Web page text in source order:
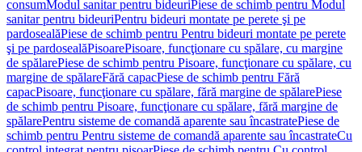
consumModul sanitar pentru bideuriPiese de schimb pentru Modul
sanitar pentru bideuriPentru bideuri montate pe perete şi pe
pardosealăPiese de schimb pentru Pentru bideuri montate pe perete
şi pe pardosealăPisoarePisoare, funcţionare cu spălare, cu margine
de spălarePiese de schimb pentru Pisoare, funcţionare cu spălare, cu
margine de spălareFără capacPiese de schimb pentru Fără
capacPisoare, funcţionare cu spălare, fără margine de spălarePiese
de schimb pentru Pisoare, funcţionare cu spălare, fără margine de
spălarePentru sisteme de comandă aparente sau încastratePiese de
schimb pentru Pentru sisteme de comandă aparente sau încastrateCu